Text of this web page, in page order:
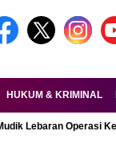
HUKUM & KRIMINAL
Operasi Ketupat